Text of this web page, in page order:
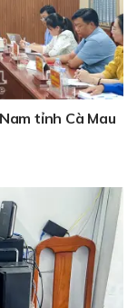
tỉnh Cà Mau